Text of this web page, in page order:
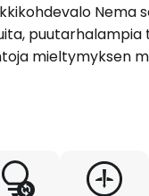
Nema
puutarhalampia
mieltymyksen
LED vie hyvin